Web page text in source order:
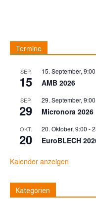
Termine
SEP.
15
15. September, 9:00
AMB 2026
SEP.
29
29. September, 9:00
Micronora 2026
OKT.
20
20. Oktober, 9:00 -
EuroBLECH
Kalender anzeigen
Kategorien